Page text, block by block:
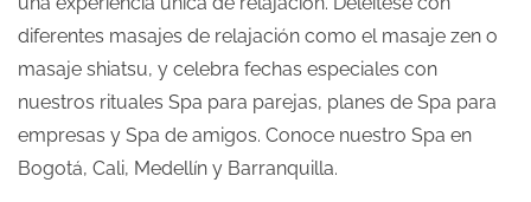
diferentes masajes de relajación como el masaje zen o
masaje shiatsu, y celebra fechas especiales con
nuestros rituales Spa para parejas, planes de Spa para
empresas y Spa de amigos. Conoce nuestro Spa en
Bogotá, Cali, Medellín y Barranquilla.